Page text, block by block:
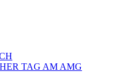
TAG AM AMG